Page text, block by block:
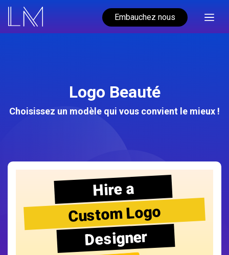
Embauchez nous
Logo Beauté
Choisissez un modèle qui vous convient le mieux !
Hire a
Custom Logo
Designer